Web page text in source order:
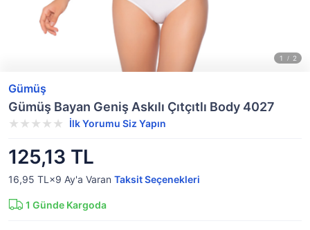
Gümüş
Gümüş Bayan Geniş Askılı Çıtçıtlı Body 4027
İlk Yorumu Siz Yapın
125,13 TL
16,95 TL×9 Ay'a Varan Taksit Seçenekleri
1 Günde Kargoda